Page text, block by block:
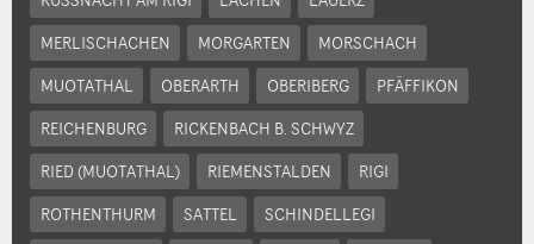
MERLISCHACHEN
MORGARTEN
MORSCHACH
MUOTATHAL
OBERARTH OBERIBERG
PFÄFFIKON
REICHENBURG
RICKENBACH B. SCHWYZ
RIED (MUOTATHAL)
RIEMENSTALDEN
RIGI
ROTHENTHURM
SATTEL
SCHINDELLEGI